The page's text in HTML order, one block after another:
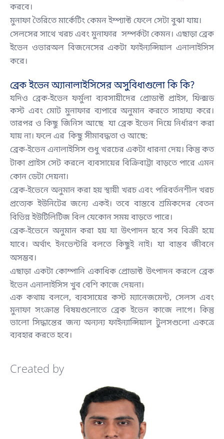
করবে।
মুনাফা তৈরিতে মার্কেটিং কেমন ইম্প্যাক্ট ফেলে সেটা বুঝা যায়।
সেলসের সাথে খরচ এবং মুনাফার সম্পর্কটা কেমন। এছাড়া ব্রেক
ইভেন ওভারঅল বিজনেসের একটা ফাইন্যন্সিয়াল এনালাইসিস
করে।
ব্রেক ইভেন অ্যানালাইসিসের অসুবিধাগুলো কি কি?
যদিও ব্রেক-ইভেন ফর্মুলা ব্যবসায়ীদের প্রোডাক্ট প্রাইস, ফিক্সড
কস্ট এবং মোট মুনাফার ব্যপারে অনুমান করতে সাহায্য করে।
তারপর ও কিছু জিনিস আছে যা ব্রেক ইভেন দিয়ে নির্ধারণ করা
যায় না। ফলে এর কিছু সীমাবদ্ধতা ও আছে:
ব্রেক-ইভেন এনালাইসিস শুধু খরচের একটা ধারনা দেয়। কিন্তু কত
টাকা প্রাইস সেট করলে ব্যবসায়ের বিক্রিবাট্টা বাড়তে পারে এমন
কোন ডেটা দেয়না।
ব্রেক-ইভেনে অনুমান করা হয় স্থায়ী খরচ এবং পরিবর্তনশীল খরচ
প্রত্যেক ইউনিটের জন্যে একই। তবে বাস্তবে শ্রমিকদের বেতন
বিভিন্ন ইউটিলিটিজ বিল যেকোন সময় বাড়তে পারে।
ব্রেক-ইভেনে অনুমান করা হয় যা উৎপাদন হবে সব বিক্রী হয়ে
যাবে। অর্থাৎ ইনভেন্টরি বলতে কিছুই নাই। যা বাস্তব জীবনে
অসম্ভব।
এছাড়া একটা কোম্পানি একাধিক প্রোডাক্ট উৎপাদন করলে ব্রেক
ইভেন এনালাইসিস খুব বেশি কাজে দেয়না।
এক কথায় বললে, ব্যবসায়ের কস্ট ম্যানেজমেন্ট, সেলস এবং
মুনাফা সংক্রান্ত বিষয়গুলোতে ব্রেক ইভেন কাজে লাগে। কিন্তু
ভালো সিদ্ধান্তের জন্য অন্যন্য ফাইন্যান্সিয়াল টুলসগুলো একত্রে
ব্যবহার করতে হবে।
Created by